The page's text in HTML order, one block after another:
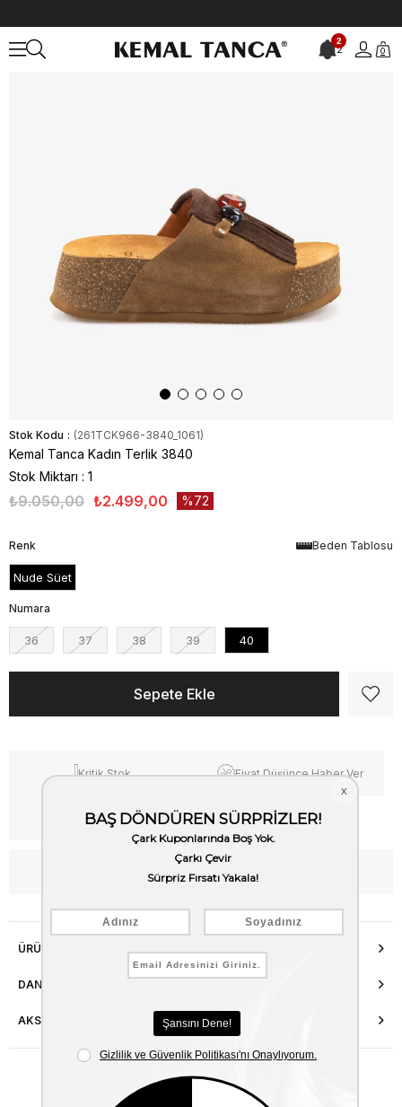
2
2 0
Stok Kodu (261TCK966-3840_1061)
Kemal Tanca Kadın Terlik 3840
Stok Miktarı : 1
₺9.050,00 ₺2.499,00 72
Beden Tablosu
Renk
Nude Süet
Numara
36 37 38 39 40
Kritik Stok Fiyat Düşünce Haber Ver
Kargo Bedava
WhatsApp’tan Bilgi Al
ÜRÜN ÖZELLIKLERI
DANIŞMA HATTI
AKSESUAR ONARIMI
Benzer Ürünler